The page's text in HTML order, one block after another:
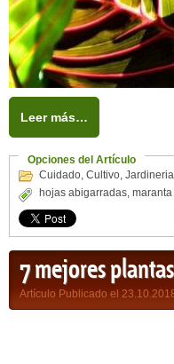
Leer más…
Opciones del Artículo
Cuidado, Cultivo,
hojas abigarradas, maranta
7 mejores
Artículo Publicado el